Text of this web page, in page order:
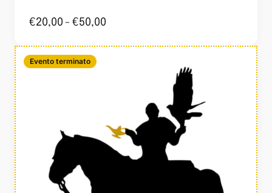
€20,00 - €50,00
Evento terminato